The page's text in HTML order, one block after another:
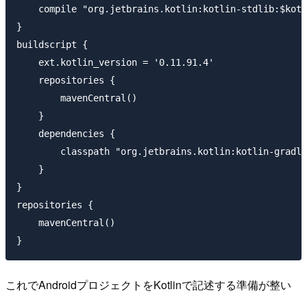
compile "org.jetbrains.kotlin:kotlin-
}
buildscript {
    ext.kotlin_version = '0.11.91.4'
    repositories {
        mavenCentral()
    }
    dependencies {
classpath "org.jetbrains.kotlin:kotlin-
    }
}
repositories {
    mavenCentral()
これでAndroidプロジェクトをKotlinで記述する準備が整い